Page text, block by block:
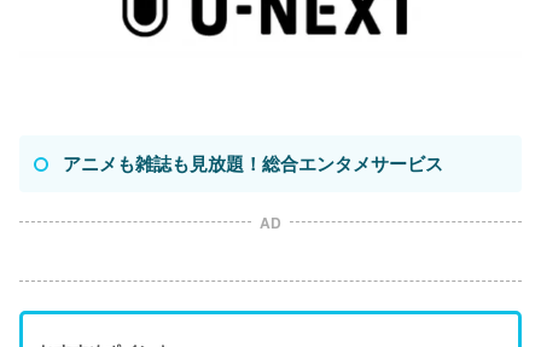
アニメも雑誌も見放題！総合エンタメサービス
AD